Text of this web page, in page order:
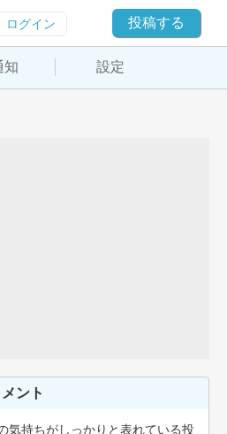
ログイン 投稿する
知 設定
ント
気持ちがしっかりと表れている投